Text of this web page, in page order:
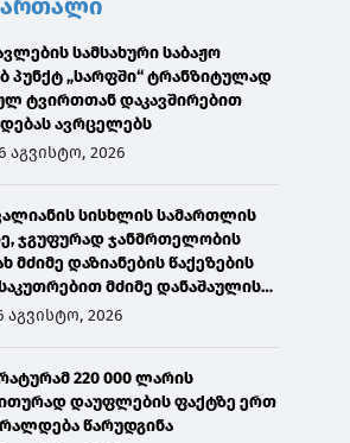
სამსახური საბაჟო
პუნქტ „სარფში“ ტრანზიტულად
ტვირთთან დაკავშირებით
ავრცელებს
აგვისტო, 2026
სისხლის სამართლის
ჯგუფურად ჯანმრთელობის
მძიმე დაზიანების წაქეზების
მძიმე დანაშაულის
ფაქტებზე ორ პირს
აგვისტო, 2026
220 000 ლარის
დაუფლების ფაქტზე ერთ
წარუდგინა